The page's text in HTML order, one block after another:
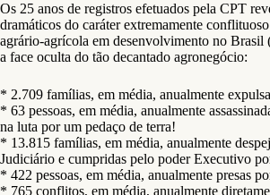
Os 25 anos de registros efetuados pela CPT
dramáticos do caráter extremamente
agrário-agrícola em desenvolvimento no Brasil
a face oculta do tão decantado agronegócio:
* 2.709 famílias, em média, anualmente
* 63 pessoas, em média, anualmente
na luta por um pedaço de terra!
* 13.815 famílias, em média, anualmente
Judiciário e cumpridas pelo poder Executivo
* 422 pessoas, em média, anualmente presas
* 765 conflitos, em média, anualmente